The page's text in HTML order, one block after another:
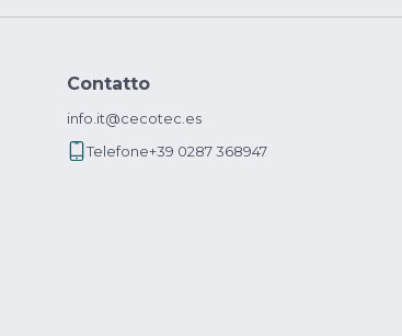
Contatto
info.it@cecotec.es
Telefone+39 0287 368947